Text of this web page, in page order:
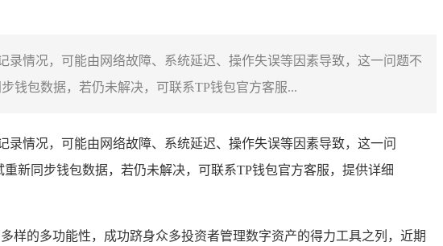
情况，可能由网络故障、系统延迟、操作失误等因素导致，这一问题不
钱包数据，若仍未解决，可联系TP钱包官方客服...
情况，可能由网络故障、系统延迟、操作失误等因素导致，这一问
新同步钱包数据，若仍未解决，可联系TP钱包官方客服，提供详细
样的多功能性，成功跻身众多投资者管理数字资产的得力工具之列，近期